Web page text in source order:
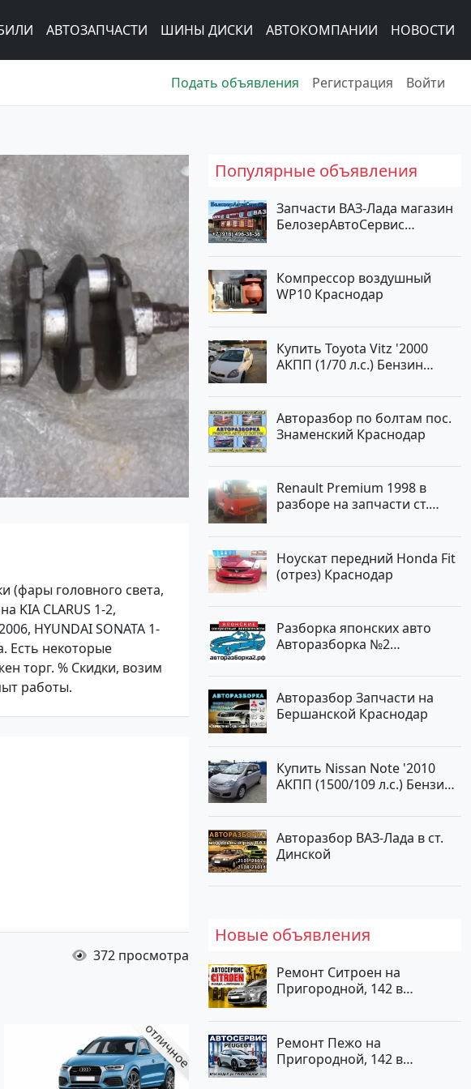
АВТОЗАПЧАСТИ ШИНЫ ДИСКИ АВТОКОМПАНИИ НОВОСТИ
Подать объявления Регистрация Войти
(фары головного света,
KIA CLARUS 1-2,
HYUNDAI SONATA 1-
Есть некоторые
торг. % Скидки, возим
работы.
372 просмотра
Популярные объявления
Запчасти ВАЗ-Лада магазин
БелозерАвтоСервис
Компрессор воздушный
WP10 Краснодар
Купить Toyota Vitz '2000
АКПП (1/70 л.с.) Бензин
Белый Хетчбэк по цене
194000 рублей, объявление
№15521 на сайте
Авторынок23
Авторазбор по болтам пос.
Знаменский Краснодар
Renault Premium 1998 в
разборе на запчасти ст.
Ноускат передний Honda Fit
(отрез) Краснодар
Разборка японских авто
Авторазборка №2
Авторазбор Запчасти на
Бершанской Краснодар
Купить Nissan Note '2010
АКПП (1500/109 л.с.) Бензин
ЛАВАНДА Хетчбэк по цене
419000 рублей, объявление
№1457 на сайте
Авторынок23
Авторазбор ВАЗ-Лада в ст.
Динской
Новые объявления
Ремонт Ситроен на
Пригородной, 142 в
Ремонт Пежо на
Пригородной, 142 в